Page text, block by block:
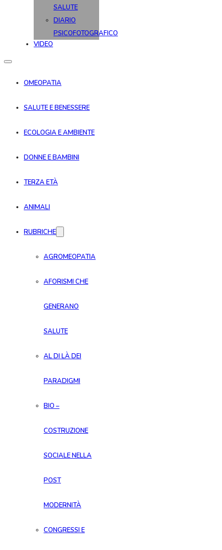
SALUTE
DIARIO
PSICOFOTOGRAFICO
VIDEO
OMEOPATIA
SALUTE E BENESSERE
ECOLOGIA E AMBIENTE
DONNE E BAMBINI
TERZA ETÀ
ANIMALI
RUBRICHE
AGROMEOPATIA
AFORISMI CHE
GENERANO
SALUTE
AL DI LÀ DEI
PARADIGMI
BIO –
COSTRUZIONE
SOCIALE NELLA
POST
MODERNITÀ
CONGRESSI E